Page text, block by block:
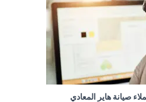
صيانة هاير المعادي